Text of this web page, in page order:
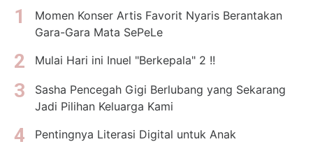
Momen Konser Artis Favorit Nyaris Berantakan
Gara-Gara Mata SePeLe
Mulai Hari ini Inuel "Berkepala" 2 !!
Sasha Pencegah Gigi Berlubang yang Sekarang
Jadi Pilihan Keluarga Kami
Pentingnya Literasi Digital untuk Anak